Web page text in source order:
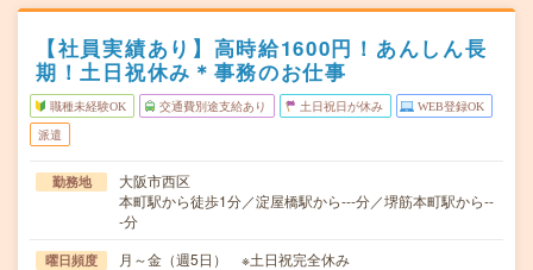
【社員実績あり】高時給1600円！あんしん長
期！土日祝休み＊事務のお仕事
職種未経験OK 交通費別途支給あり 土日祝日が休み WEB登録OK
派遣
勤務地
大阪市西区
本町駅から徒歩1分／淀屋橋駅から---分／堺筋本町駅から--
-分
曜日頻度 月～金（週5日） ※土日祝完全休み